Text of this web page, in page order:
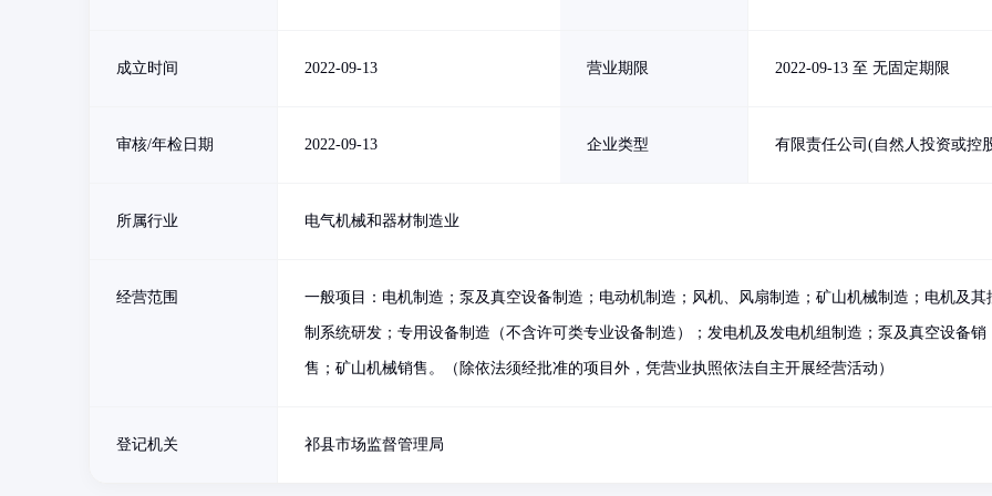
成立时间 2022-09-13 营业期限 2022-09-13 至 无固定期限
审核/年检日期 2022-09-13 企业类型 有限责任公司(自然人投资或控
所属行业 电气机械和器材制造业
经营范围 一般项目：电机制造；泵及真空设备制造；电动机制造；风机、风扇制造；矿山机械制造；电机及其
制系统研发；专用设备制造（不含许可类专业设备制造）；发电机及发电机组制造；泵及真空设备销
售；矿山机械销售。（除依法须经批准的项目外，凭营业执照依法自主开展经营活动）
登记机关 祁县市场监督管理局